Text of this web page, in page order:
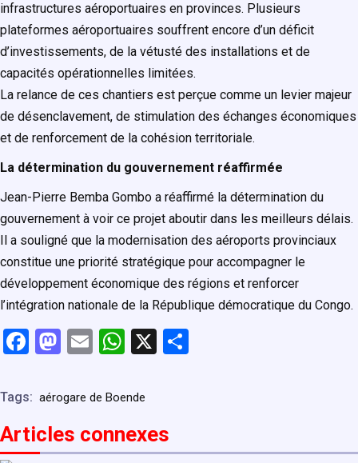
infrastructures aéroportuaires en provinces. Plusieurs
plateformes aéroportuaires souffrent encore d’un déficit
d’investissements, de la vétusté des installations et de
capacités opérationnelles limitées.
La relance de ces chantiers est perçue comme un levier majeur
de désenclavement, de stimulation des échanges économiques
et de renforcement de la cohésion territoriale.
La détermination du gouvernement réaffirmée
Jean-Pierre Bemba Gombo a réaffirmé la détermination du
gouvernement à voir ce projet aboutir dans les meilleurs délais.
Il a souligné que la modernisation des aéroports provinciaux
constitue une priorité stratégique pour accompagner le
développement économique des régions et renforcer
l’intégration nationale de la République démocratique du Congo.
F
ce
b
o
M
st
d
E
ail
W
at
A
X
er
Tags: aérogare de Boende
Articles connexes